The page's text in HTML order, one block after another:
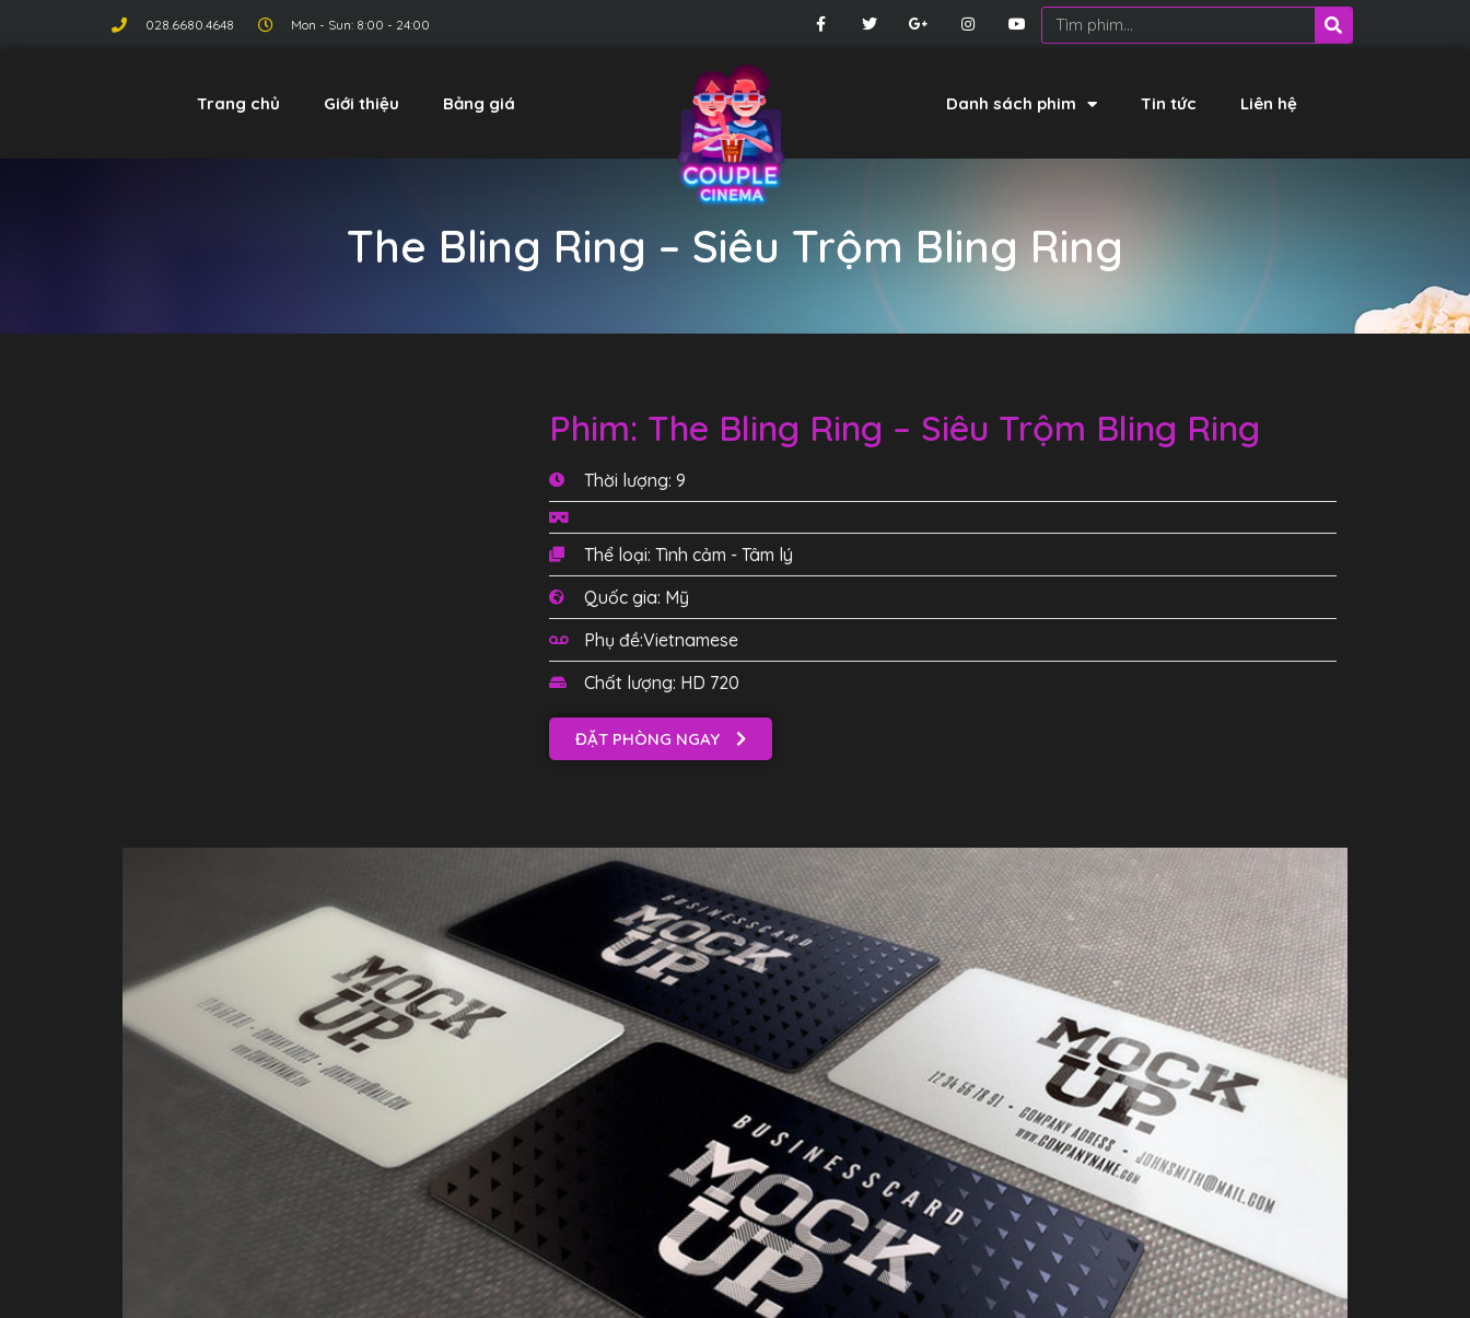
028.6680.4648 Mon - Sun: 8:00 - 24:00
Trang chủ Giới thiệu Bảng giá Danh sách phim Tin tức Liên hệ
The Bling Ring – Siêu Trộm Bling Ring
Phim: The Bling Ring – Siêu Trộm Bling Ring
Thời lượng: 9
Thể loại: Tình cảm - Tâm lý
Quốc gia: Mỹ
Phụ đề:Vietnamese
Chất lượng: HD 720
ĐẶT PHÒNG NGAY